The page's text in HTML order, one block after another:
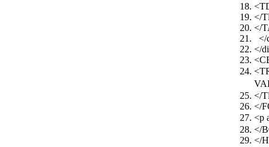
</
</
</
</
</
</
<p
</
</